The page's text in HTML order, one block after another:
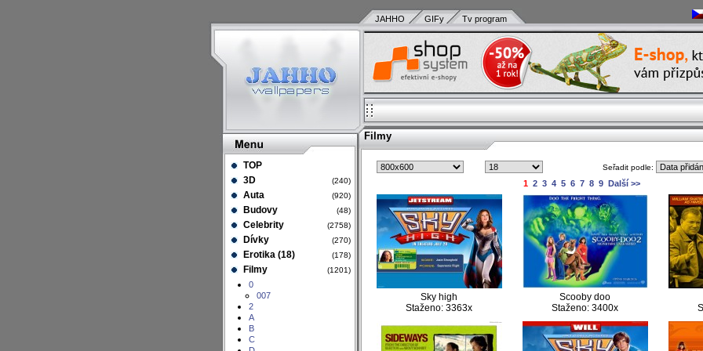
TOP
3D
(240)
Auta (920)
Budovy (48)
Celebrity (2758)
Dívky (270)
Erotika (18) (178)
Filmy (1201)
0
007
2
A
B
C
JAHHO GIFy Tv program
Filmy
Seřadit podle:
1 2 3 4 5 6 7 8 9 Další >>
Sky high
Staženo: 3363x
Scooby doo
Staženo: 3400x